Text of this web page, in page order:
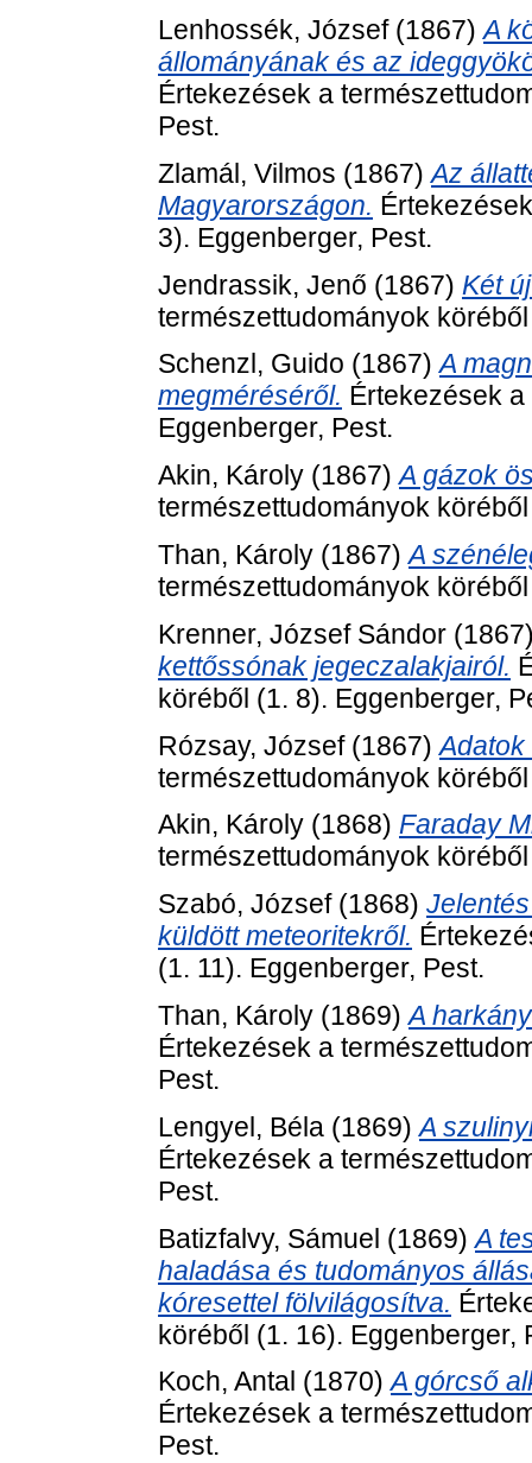
Lenhossék, József(1867)A
állományának és az
Értekezések a
Pest.
Zlamál, Vilmos (1867)Az
Magyarországon.
3). Eggenberger, Pest.
Jendrassik, Jenő (1867) Két
természettudományok
Schenzl, Guido (1867)A
megméréséről. Értekezések
Eggenberger, Pest.
Akin, Károly (1867)A gázok
természettudományok
Than, Károly (1867)A
természettudományok
Krenner, József Sándor
kettőssónak jegeczalakjairól.
köréből (1. 8). Eggenberger,
Rózsay, József(1867)
természettudományok
Akin, Károly (1868) Faraday
természettudományok
Szabó, József(1868)
küldött meteoritekről.
(1. 11). Eggenberger, Pest.
Than, Károly (1869)A
Értekezések a
Pest.
Lengyel, Béla (1869)A
Értekezések a
Pest.
Batizfalvy, Sámuel (1869)A
haladása és tudományos
kóresettel fölvilágosítva.
köréből (1. 16). Eggenberger,
Koch, Antal (1870)A górcső
Értekezések a
Pest.